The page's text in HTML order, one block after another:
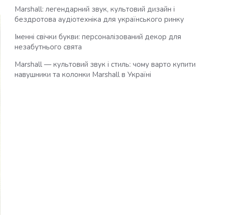
Marshall: легендарний звук, культовий дизайн і
бездротова аудіотехніка для українського ринку
Іменні свічки букви: персоналізований декор для
незабутнього свята
Marshall — культовий звук і стиль: чому варто купити
навушники та колонки Marshall в Україні